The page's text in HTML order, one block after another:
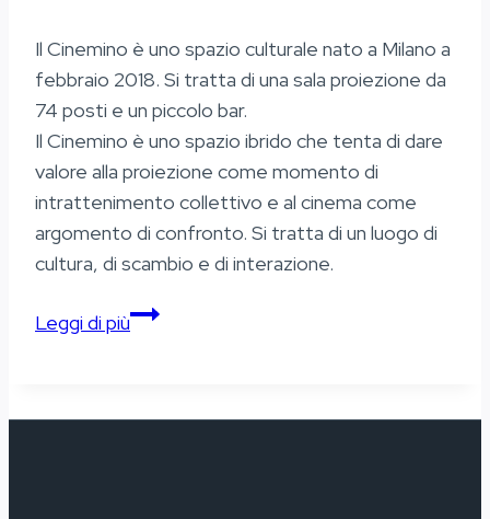
Il Cinemino è uno spazio culturale nato a Milano a
febbraio 2018. Si tratta di una sala proiezione da
74 posti e un piccolo bar.
Il Cinemino è uno spazio ibrido che tenta di dare
valore alla proiezione come momento di
intrattenimento collettivo e al cinema come
argomento di confronto. Si tratta di un luogo di
cultura, di scambio e di interazione.
Leggi di piùIl